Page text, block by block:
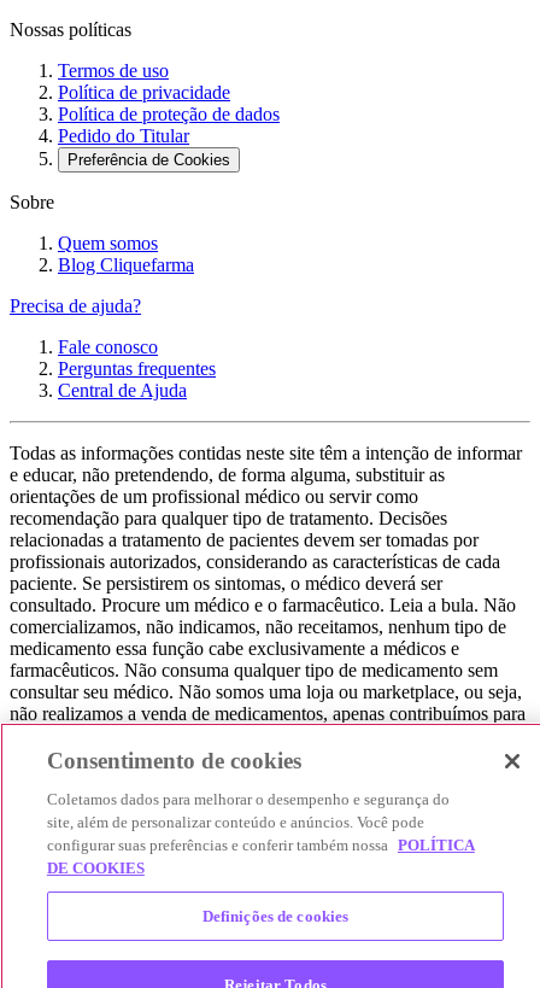
Nossas políticas
Termos de uso
Política de privacidade
Política de proteção de dados
Pedido do Titular
Preferência de Cookies
Sobre
Quem somos
Blog Cliquefarma
Precisa de ajuda?
Fale conosco
Perguntas frequentes
Central de Ajuda
Todas as informações contidas neste site têm a intenção de informar
e educar, não pretendendo, de forma alguma, substituir as
orientações de um profissional médico ou servir como
recomendação para qualquer tipo de tratamento. Decisões
relacionadas a tratamento de pacientes devem ser tomadas por
profissionais autorizados, considerando as características de cada
paciente. Se persistirem os sintomas, o médico deverá ser
consultado. Procure um médico e o farmacêutico. Leia a bula. Não
comercializamos, não indicamos, não receitamos, nenhum tipo de
medicamento essa função cabe exclusivamente a médicos e
farmacêuticos. Não consuma qualquer tipo de medicamento sem
consultar seu médico. Não somos uma loja ou marketplace, ou seja,
não realizamos a venda de medicamentos, apenas contribuímos para
produtos farmacêuticos. Contribuímos e damos auxílio para que sua
acontece nos sites das nossas lojas parceiras.
© 2025 Afya Participações S.A. - todos os direitos reservados.
Alameda Lorena, 269 - Jardim Paulista - São Paulo / SP - CEP.:
Consentimento de cookies
Coletamos dados para melhorar o desempenho e segurança do
site, além de personalizar conteúdo e anúncios. Você pode
configurar suas preferências e conferir também nossa POLÍTICA
DE COOKIES
Definições de cookies